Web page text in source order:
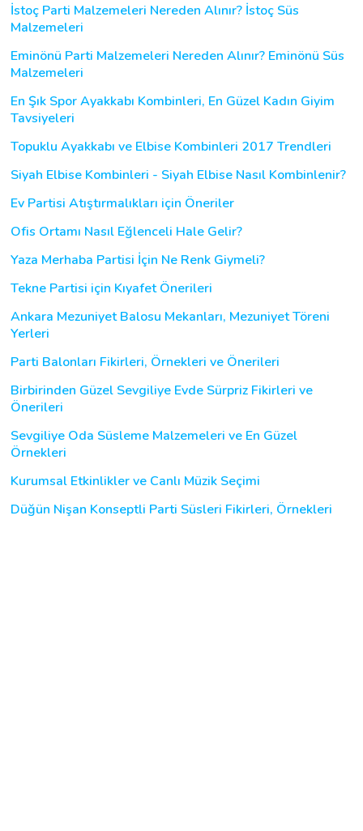
İstoç Parti Malzemeleri Nereden Alınır? İstoç Süs
Malzemeleri
Eminönü Parti Malzemeleri Nereden Alınır? Eminönü Süs
Malzemeleri
En Şık Spor Ayakkabı Kombinleri, En Güzel Kadın Giyim
Tavsiyeleri
Topuklu Ayakkabı ve Elbise Kombinleri 2017 Trendleri
Siyah Elbise Kombinleri - Siyah Elbise Nasıl Kombinlenir?
Ev Partisi Atıştırmalıkları için Öneriler
Ofis Ortamı Nasıl Eğlenceli Hale Gelir?
Yaza Merhaba Partisi İçin Ne Renk Giymeli?
Tekne Partisi için Kıyafet Önerileri
Ankara Mezuniyet Balosu Mekanları, Mezuniyet Töreni
Yerleri
Parti Balonları Fikirleri, Örnekleri ve Önerileri
Birbirinden Güzel Sevgiliye Evde Sürpriz Fikirleri ve
Önerileri
Sevgiliye Oda Süsleme Malzemeleri ve En Güzel
Örnekleri
Kurumsal Etkinlikler ve Canlı Müzik Seçimi
Düğün Nişan Konseptli Parti Süsleri Fikirleri, Örnekleri